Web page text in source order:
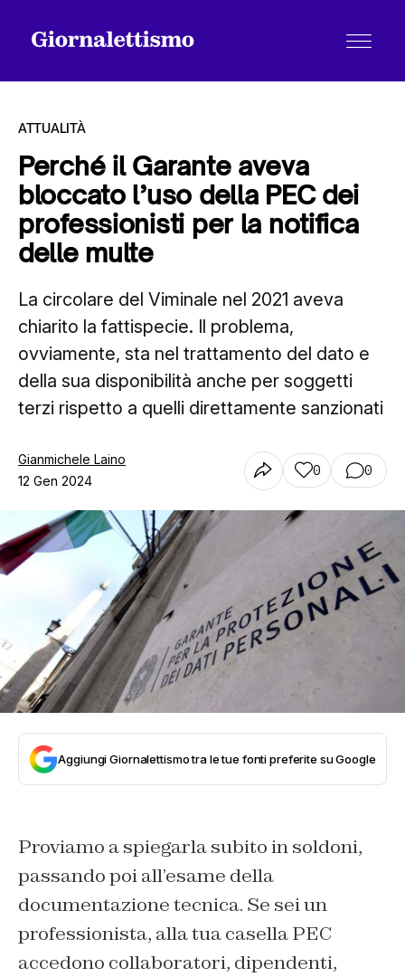
Tutti gli articoli
Contatti
ATTUALITÀ
Perché il Garante aveva
bloccato l’uso della PEC dei
professionisti per la notifica
delle multe
La circolare del Viminale nel 2021 aveva
chiarito la fattispecie. Il problema,
ovviamente, sta nel trattamento del dato e
della sua disponibilità anche per soggetti
terzi rispetto a quelli direttamente sanzionati
Gianmichele Laino
12 Gen 2024
0 0
Aggiungi Giornalettismo tra le tue fonti preferite su Google
Proviamo a spiegarla subito in soldoni,
passando poi all’esame della
documentazione tecnica. Se sei un
professionista, alla tua casella PEC
accedono collaboratori, dipendenti,